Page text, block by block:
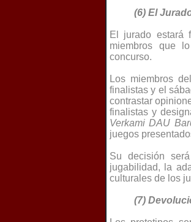
(6) El
El jurado estará
miembros que
concurso.
Los miembros
finalistas y el
contrastar
finalistas y
Verkami DAU
juegos
Su decisión
jugabilidad, la
culturales de los
(7)